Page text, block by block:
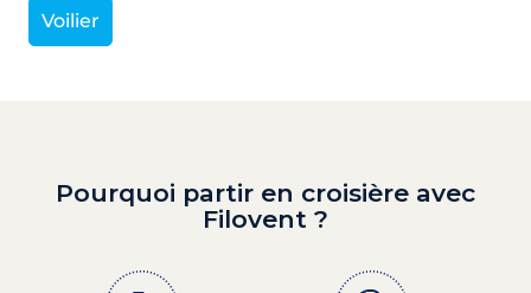
Voilier
Pourquoi partir en croisière avec
Filovent ?